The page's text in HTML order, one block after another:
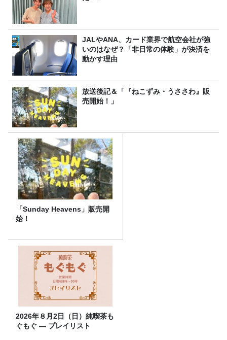
JALやANA、カード業界で航空会社が強
いのはなぜ？「非日常の体験」が決済を
動かす理由
放送後記＆「『ねこずみ・うささわ』販
売開始！」
「Sunday Heavens」販売開
始！
2026年８月2日（日）純喫茶も
ぐもぐ ― プレイリスト